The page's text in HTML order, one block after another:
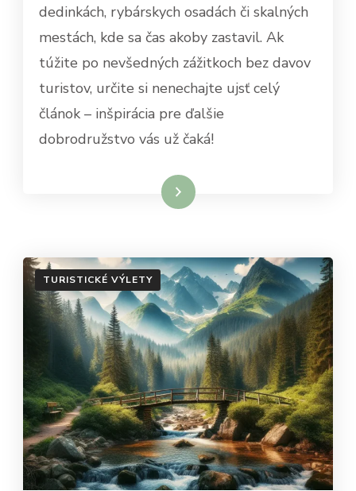
dedinkách, rybárskych osadách či skalných
mestách, kde sa čas akoby zastavil. Ak
túžite po nevšedných zážitkoch bez davov
turistov, určite si nenechajte ujsť celý
článok – inšpirácia pre ďalšie
dobrodružstvo vás už čaká!
Dowiedz się więcej
TURISTICKÉ VÝLETY